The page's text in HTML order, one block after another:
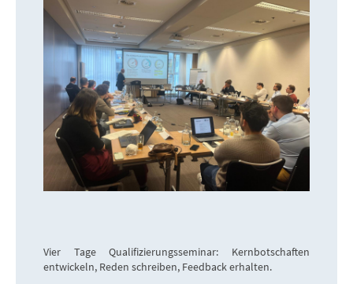
Vier Tage Qualifizierungsseminar: Kernbotschaften
entwickeln, Reden schreiben, Feedback erhalten.